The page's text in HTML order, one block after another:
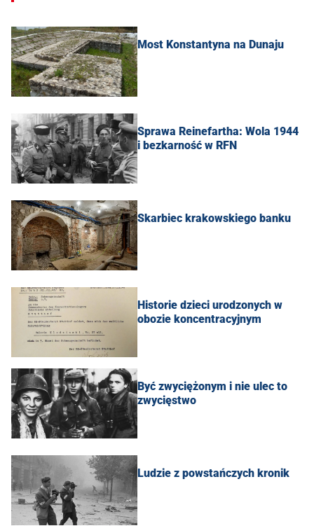
Most Konstantyna na Dunaju
Sprawa Reinefartha: Wola 1944
i bezkarność w RFN
Skarbiec krakowskiego banku
Historie dzieci urodzonych w
obozie koncentracyjnym
Być zwyciężonym i nie ulec to
zwycięstwo
Ludzie z powstańczych kronik